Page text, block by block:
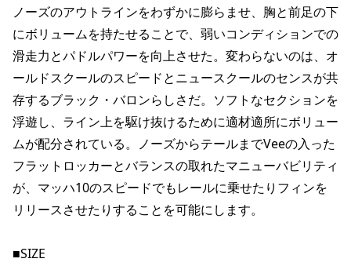
ノーズのアウトラインをわずかに膨らませ、胸と前足の下
にボリュームを持たせることで、弱いコンディションでの
滑走力とパドルパワーを向上させた。変わらないのは、オ
ールドスクールのスピードとニュースクールのセンスが共
存するブラック・バロンらしさだ。ソフトなセクションを
浮遊し、ライン上を駆け抜けるために適材適所にボリュー
ムが配分されている。ノーズからテールまでVeeの入った
フラットロッカーとバランスの取れたマニューバビリティ
が、マッハ10のスピードでもレールに乗せたりフィンを
リリースさせたりすることを可能にします。
■SIZE